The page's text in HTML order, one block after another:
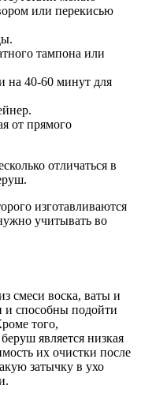
или перекисью
тампона или
на 40-60 минут для
от прямого
отличаться в
изготавливаются
учитывать во
смеси воска, ваты и
и способны подойти
того,
является низкая
их очистки после
затычку в ухо